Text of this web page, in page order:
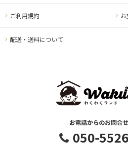
お電話からのお問合
050-
ご利用規約
配送・送料について